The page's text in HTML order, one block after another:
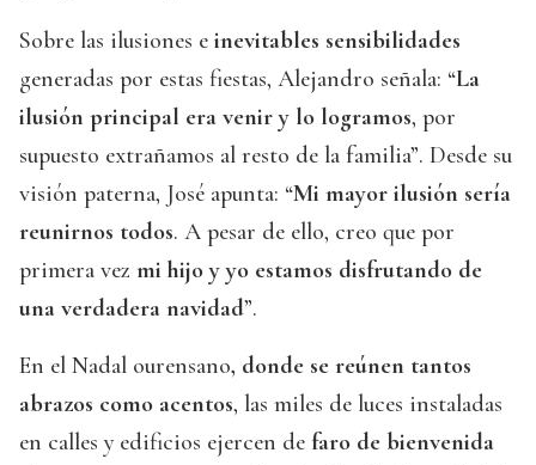
Sobre las ilusiones e inevitables sensibilidades
generadas por estas fiestas, Alejandro señala: “La
ilusión principal era venir y lo logramos, por
supuesto extrañamos al resto de la familia”. Desde su
visión paterna, José apunta: “Mi mayor ilusión sería
reunirnos todos. A pesar de ello, creo que por
primera vez mi hijo y yo estamos disfrutando de
una verdadera navidad”.
En el Nadal ourensano, donde se reúnen tantos
abrazos como acentos, las miles de luces instaladas
en calles y edificios ejercen de faro de bienvenida